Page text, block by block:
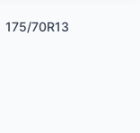
175/70R13